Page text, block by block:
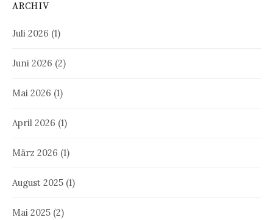
ARCHIV
Juli 2026 (1)
Juni 2026 (2)
Mai 2026 (1)
April 2026 (1)
März 2026 (1)
August 2025 (1)
Mai 2025 (2)